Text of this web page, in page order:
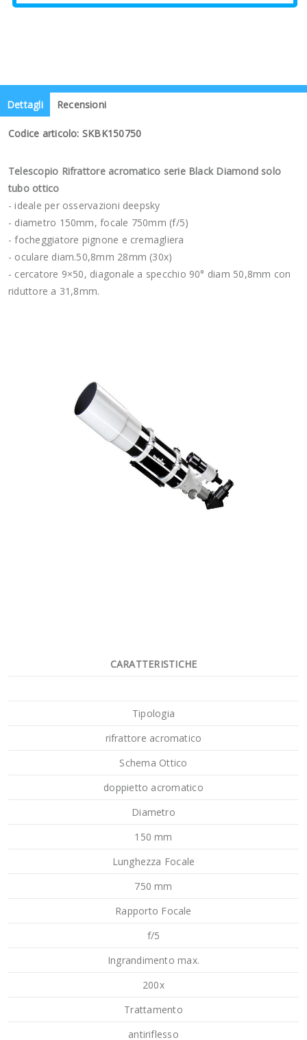
Dettagli Recensioni
Codice articolo: SKBK150750
Telescopio Rifrattore acromatico serie Black Diamond solo
tubo ottico
- ideale per osservazioni deepsky
- diametro 150mm, focale 750mm (f/5)
- focheggiatore pignone e cremagliera
- oculare diam.50,8mm 28mm (30x)
- cercatore 9×50, diagonale a specchio 90° diam 50,8mm con
riduttore a 31,8mm.
CARATTERISTICHE
Tipologia
rifrattore acromatico
Schema Ottico
doppietto acromatico
Diametro
150 mm
Lunghezza Focale
750 mm
Rapporto Focale
f/5
Ingrandimento max.
200x
Trattamento
antiriflesso